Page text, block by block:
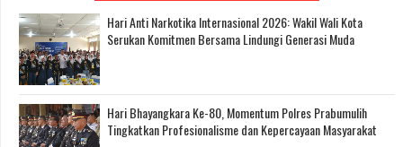
Hari Anti Narkotika Internasional 2026: Wakil Wali Kota
Serukan Komitmen Bersama Lindungi Generasi Muda
Hari Bhayangkara Ke-80, Momentum Polres Prabumulih
Tingkatkan Profesionalisme dan Kepercayaan Masyarakat